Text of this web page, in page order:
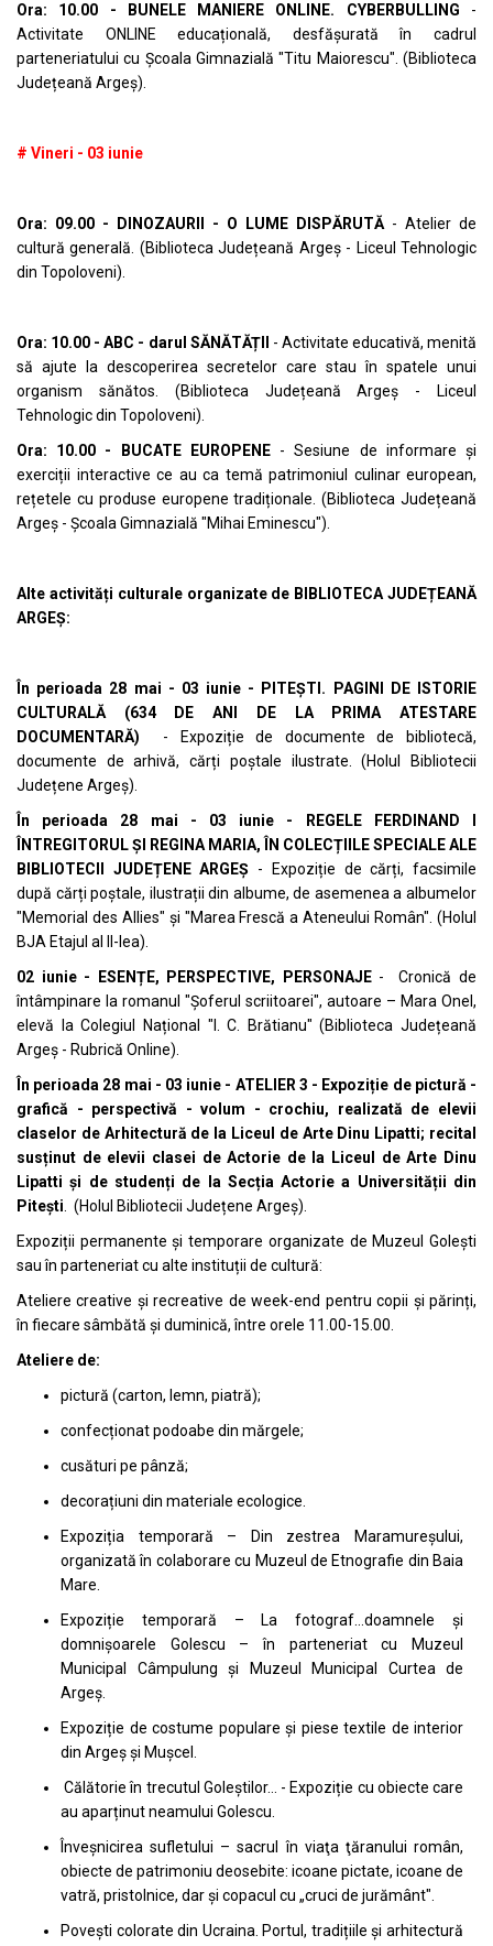
Ora: 10.00 - BUNELE MANIERE ONLINE. CYBERBULLING -
Activitate ONLINE educațională, desfășurată în cadrul
parteneriatului cu Școala Gimnazială "Titu Maiorescu". (Biblioteca
Județeană Argeș).
# Vineri - 03 iunie
Ora: 09.00 - DINOZAURII - O LUME DISPĂRUTĂ - Atelier de
cultură generală. (Biblioteca Județeană Argeș - Liceul Tehnologic
din Topoloveni).
Ora: 10.00 - ABC - darul SĂNĂTĂȚII
- Activitate educativă, menită
să ajute la descoperirea secretelor care stau în spatele unui
organism sănătos. (Biblioteca Județeană Argeș - Liceul
Tehnologic din Topoloveni).
Ora: 10.00 - BUCATE EUROPENE- Sesiune de informare și
exerciții interactive ce au ca temă patrimoniul culinar european,
rețetele cu produse europene tradiționale. (Biblioteca Județeană
Argeș - Școala Gimnazială "Mihai Eminescu").
Alte activități culturale organizate de BIBLIOTECA JUDEȚEANĂ
ARGEȘ:
În perioada 28 mai - 03 iunie - PITEȘTI. PAGINI DE ISTORIE
CULTURALĂ (634 DE ANI DE LA PRIMA ATESTARE
DOCUMENTARĂ) - Expoziție de documente de bibliotecă,
documente de arhivă, cărți poștale ilustrate. (Holul Bibliotecii
Județene Argeș).
În perioada 28 mai - 03 iunie - REGELE FERDINAND I
ÎNTREGITORUL ȘI REGINA MARIA, ÎN COLECȚIILE SPECIALE ALE
BIBLIOTECII JUDEȚENE ARGEȘ - Expoziție de cărți, facsimile
după cărți poștale, ilustrații din albume, de asemenea a albumelor
"Memorial des Allies" și "Marea Frescă a Ateneului Român". (Holul
BJA Etajul al II-lea).
02 iunie - ESENȚE, PERSPECTIVE, PERSONAJE- Cronică de
întâmpinare la romanul "Șoferul scriitoarei", autoare – Mara Onel,
elevă la Colegiul Național "I. C. Brătianu" (Biblioteca Județeană
Argeș - Rubrică Online).
În perioada 28 mai - 03 iunie - ATELIER 3 - Expoziție de pictură -
grafică - perspectivă - volum - crochiu, realizată de elevii
claselor de Arhitectură de la Liceul de Arte Dinu Lipatti; recital
susținut de elevii clasei de Actorie de la Liceul de Arte Dinu
Lipatti și de studenți de la Secția Actorie a Universității din
Pitești . (Holul Bibliotecii Județene Argeș).
Expoziții permanente și temporare organizate de Muzeul Golești
sau în parteneriat cu alte instituții de cultură:
Ateliere creative și recreative de week-end pentru copii și părinți,
în fiecare sâmbătă și duminică, între orele 11.00-15.00.
Ateliere de:
pictură (carton, lemn, piatră);
confecționat podoabe din mărgele;
cusături pe pânză;
decorațiuni din materiale ecologice.
Expoziția temporară – Din zestrea Maramureșului,
organizată în colaborare cu Muzeul de Etnografie din Baia
Mare.
Expoziție temporară – La fotograf…doamnele și
domnișoarele Golescu – în parteneriat cu Muzeul
Municipal Câmpulung și Muzeul Municipal Curtea de
Argeș.
Expoziție de costume populare și piese textile de interior
din Argeș și Mușcel.
Călătorie în trecutul Goleștilor… - Expoziție cu obiecte care
au aparținut neamului Golescu.
Înveşnicirea sufletului – sacrul în viaţa ţăranului român,
obiecte de patrimoniu deosebite: icoane pictate, icoane de
vatră, pristolnice, dar şi copacul cu „cruci de jurământ".
Povești colorate din Ucraina. Portul, tradițiile și arhitectură